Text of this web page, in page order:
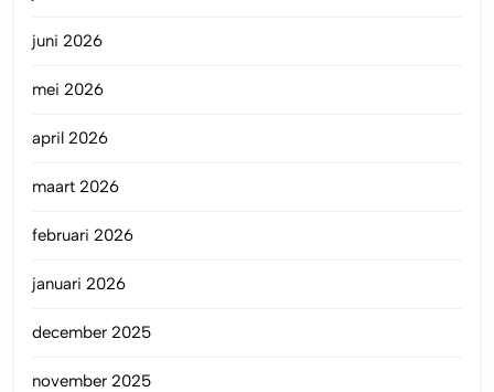
juni 2026
mei 2026
april 2026
maart 2026
februari 2026
januari 2026
december 2025
november 2025